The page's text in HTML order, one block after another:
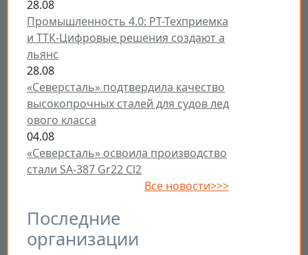
28.08
Промышленность 4.0: РТ-Техприемка
и ТТК-Цифровые решения создают а
льянс
28.08
«Северсталь» подтвердила качество
высокопрочных сталей для судов лед
ового класса
04.08
«Северсталь» освоила производство
стали SA-387 Gr22 Cl2
Все новости>>>
Последние
организации